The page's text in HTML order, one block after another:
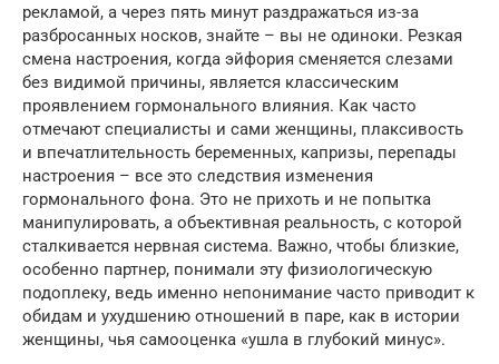
рекламой, а через пять минут раздражаться из-за
разбросанных носков, знайте – вы не одиноки. Резкая
смена настроения, когда эйфория сменяется слезами
без видимой причины, является классическим
проявлением гормонального влияния. Как часто
отмечают специалисты и сами женщины, плаксивость
и впечатлительность беременных, капризы, перепады
настроения – все это следствия изменения
гормонального фона. Это не прихоть и не попытка
манипулировать, а объективная реальность, с которой
сталкивается нервная система. Важно, чтобы близкие,
особенно партнер, понимали эту физиологическую
подоплеку, ведь именно непонимание часто приводит к
обидам и ухудшению отношений в паре, как в истории
женщины, чья самооценка «ушла в глубокий минус».